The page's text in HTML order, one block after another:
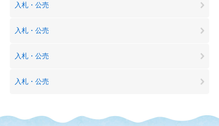
入札・公売
入札・公売
入札・公売
入札・公売